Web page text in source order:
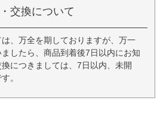
交換について
、万全を期しておりますが、万一
したら、商品到着後7日以内にお知
につきましては、7日以内、未開
。